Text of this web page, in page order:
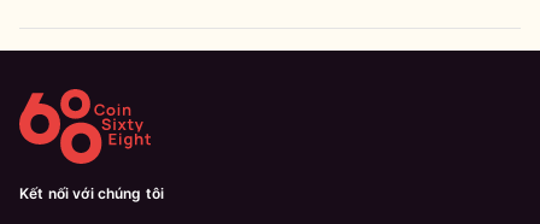
Kết nối với chúng tôi